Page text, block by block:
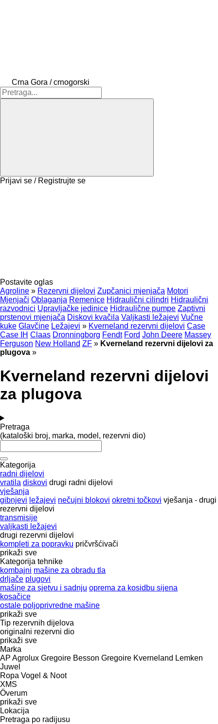
Crna Gora / crnogorski
Prijavi se / Registrujte se
Postavite oglas
Agroline » Rezervni dijelovi Zupčanici mjenjača Motori
Mjenjači Oblaganja Remenice Hidraulični cilindri Hidraulični
razvodnici Upravljačke jedinice Hidraulične pumpe Zaptivni
prstenovi mjenjača Diskovi kvačila Valjkasti ležajevi Vučne
kuke Glavčine Ležajevi » Kverneland rezervni dijelovi Case
Case IH Claas Dronningborg Fendt Ford John Deere Massey
Ferguson New Holland ZF » Kverneland rezervni dijelovi za
plugova »
Kverneland rezervni dijelovi
za plugova
Pretraga
(kataloški broj, marka, model, rezervni dio)
Kategorija
radni dijelovi
vratila diskovi drugi radni dijelovi
vješanja
gibnjevi ležajevi nečujni blokovi okretni točkovi vješanja - drugi
rezervni dijelovi
transmisije
valjkasti ležajevi
drugi rezervni dijelovi
kompleti za popravku pričvršćivači
prikaži sve
Kategorija tehnike
kombajni mašine za obradu tla
drljače plugovi
mašine za sjetvu i sadnju oprema za kosidbu sijena
kosačice
ostale poljoprivredne mašine
prikaži sve
Tip rezervnih dijelova
originalni rezervni dio
prikaži sve
Marka
AP Agrolux Gregoire Besson Gregoire Kverneland Lemken
Juwel
Ropa Vogel & Noot
XMS
Överum
prikaži sve
Lokacija
Pretraga po radijusu